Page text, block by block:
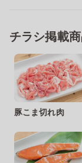
チラシ掲載
豚こま切れ肉